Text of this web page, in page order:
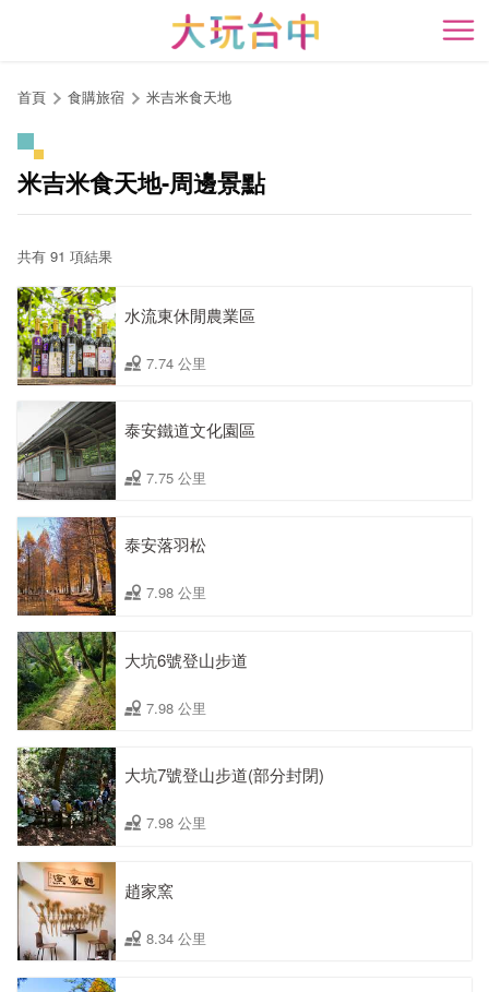
開
首頁 食購旅宿 米吉米食天地
米吉米食天地-周邊景點
共有 91 項結果
水流東休閒農業區
7.74 公里
泰安鐵道文化園區
7.75 公里
泰安落羽松
7.98 公里
大坑6號登山步道
7.98 公里
大坑7號登山步道(部分封閉)
7.98 公里
趙家窯
8.34 公里